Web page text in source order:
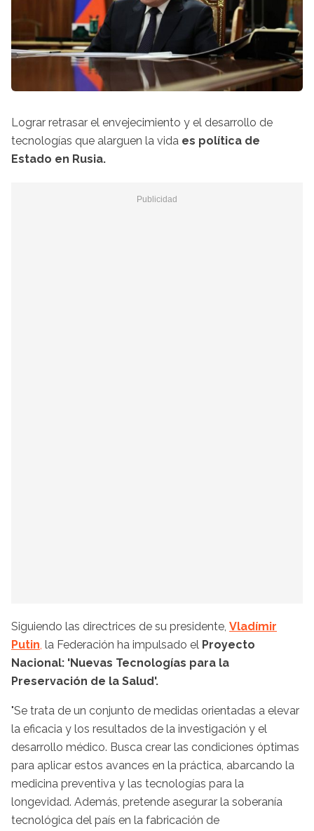
Lograr retrasar el envejecimiento y el desarrollo de
tecnologías que alarguen la vida es política de
Estado en Rusia.
Siguiendo las directrices de su presidente, Vladímir
Putin, la Federación ha impulsado el Proyecto
Nacional: 'Nuevas Tecnologías para la
Preservación de la Salud'.
"Se trata de un conjunto de medidas orientadas a elevar
la eficacia y los resultados de la investigación y el
desarrollo médico. Busca crear las condiciones óptimas
para aplicar estos avances en la práctica, abarcando la
medicina preventiva y las tecnologías para la
longevidad. Además, pretende asegurar la soberanía
tecnológica del país en la fabricación de